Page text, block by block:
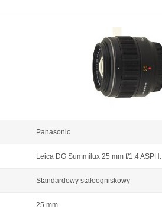
Panasonic
Leica DG Summilux 25 mm f/1.4 ASPH.
Standardowy stałoogniskowy
25 mm